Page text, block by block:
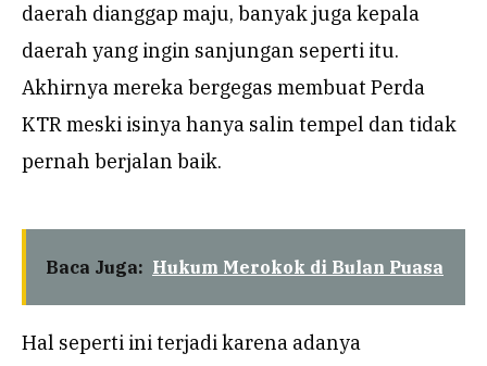
daerah dianggap maju, banyak juga kepala
daerah yang ingin sanjungan seperti itu.
Akhirnya mereka bergegas membuat Perda
KTR meski isinya hanya salin tempel dan tidak
pernah berjalan baik.
Baca Juga: Hukum Merokok di Bulan Puasa
Hal seperti ini terjadi karena adanya